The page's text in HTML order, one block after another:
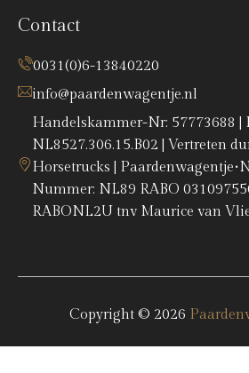
Contact
0031(0)6-13840220
info@paardenwagentje.nl
Handelskammer-Nr: 57773688 |
NL8527.306.15.B02 | Vertreten
Horsetrucks |
Nummer: NL89 RABO
RABONL2U tnv Maurice van
Copyright © 2026